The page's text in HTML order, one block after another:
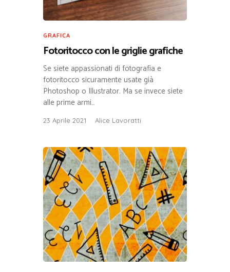
GRAFICA
Fotoritocco con le griglie grafiche
Se siete appassionati di fotografia e
fotoritocco sicuramente usate già
Photoshop o Illustrator. Ma se invece siete
alle prime armi…
23 Aprile 2021 Alice Lavoratti